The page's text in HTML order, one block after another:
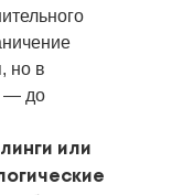
но в
— до
или